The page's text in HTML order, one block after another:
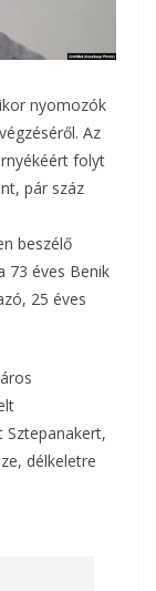
nyomozók
Az
folyt
pár száz
beszélő
73 éves Benik
25 éves
Sztepanakert,
délkeletre